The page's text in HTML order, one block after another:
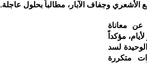
الأشعري وجفاف الآبار، مطالباً بحلول عاجلة.
معاناة
مؤكداً
لسد
متكررة